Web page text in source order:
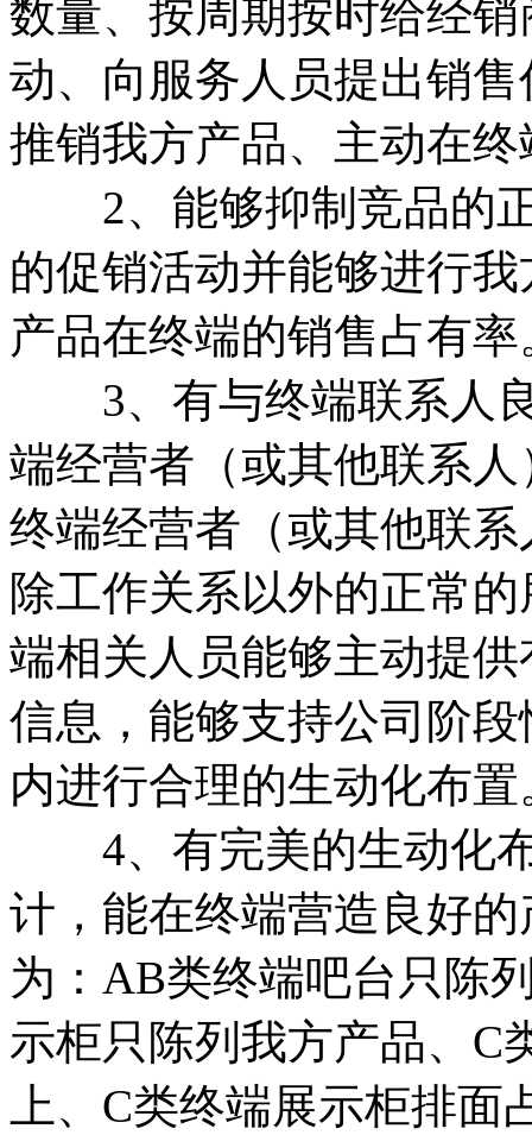
数量、按周期按时给经
动、向服务人员提出销
推销我方产品、主动在
2、能够抑制竞品的正
的促销活动并能够进行
产品在终端的销售占有率
3、有与终端联系人良
端经营者（或其他联系
终端经营者（或其他联
除工作关系以外的正常
端相关人员能够主动提
信息，能够支持公司阶
内进行合理的生动化布置
4、有完美的生动化布
计，能在终端营造良好
为：AB类终端吧台只陈
示柜只陈列我方产品、C
上、C类终端展示柜排